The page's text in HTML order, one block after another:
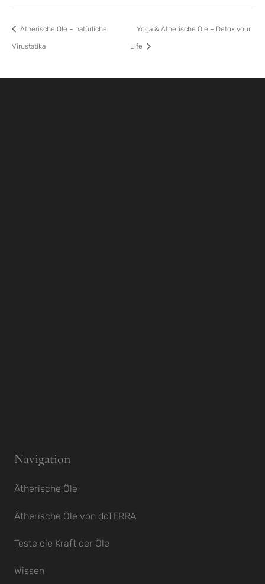
Ätherische Öle – natürliche
Virustatika
Yoga & Ätherische Öle – Detox your
Life
Navigation
Ätherische Öle
Ätherische Öle von doTERRA
Teste die Kraft der Öle
Wissen